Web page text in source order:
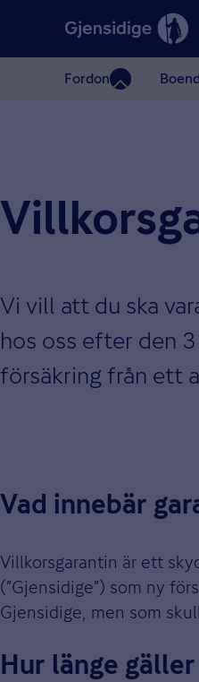
Fordon
Vi vill att du ska
hos oss efter den
försäkring från ett
Vad innebär
Villkorsgarantin är ett
(”Gjensidige”) som ny
Gjensidige, men som
Hur länge